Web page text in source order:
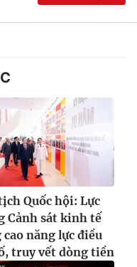
Quốc hội: Lực
Cảnh sát kinh tế
cao năng lực điều
truy vết dòng tiền